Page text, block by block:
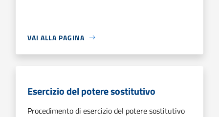
VAI ALLA PAGINA
Esercizio del potere sostitutivo
Procedimento di esercizio del potere sostitutivo